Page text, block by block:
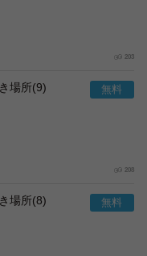
203
場所(9)
208
場所(8)